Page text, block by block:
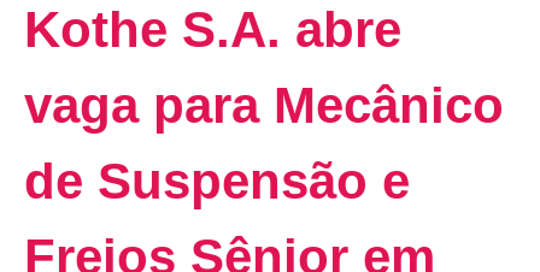
Kothe S.A. abre
vaga para Mecânico
de Suspensão e
Freios Sênior em